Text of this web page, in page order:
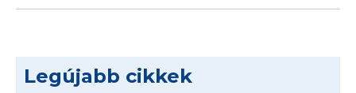
Legújabb cikkek